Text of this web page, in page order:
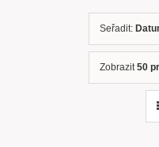
Seřadit:
Zobrazit 50